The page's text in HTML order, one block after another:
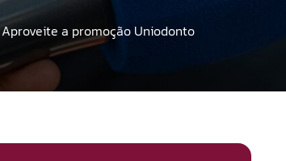
Aproveite a promoção Uniodonto